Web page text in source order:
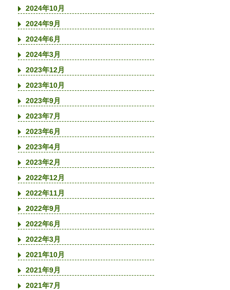
2024年10月
2024年9月
2024年6月
2024年3月
2023年12月
2023年10月
2023年9月
2023年7月
2023年6月
2023年4月
2023年2月
2022年12月
2022年11月
2022年9月
2022年6月
2022年3月
2021年10月
2021年9月
2021年7月